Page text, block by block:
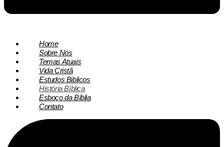
Home
Sobre Nós
Temas Atuais
Vida Cristã
Estudos Biblicos
História Bíblica
Esboço da Bíblia
Contato